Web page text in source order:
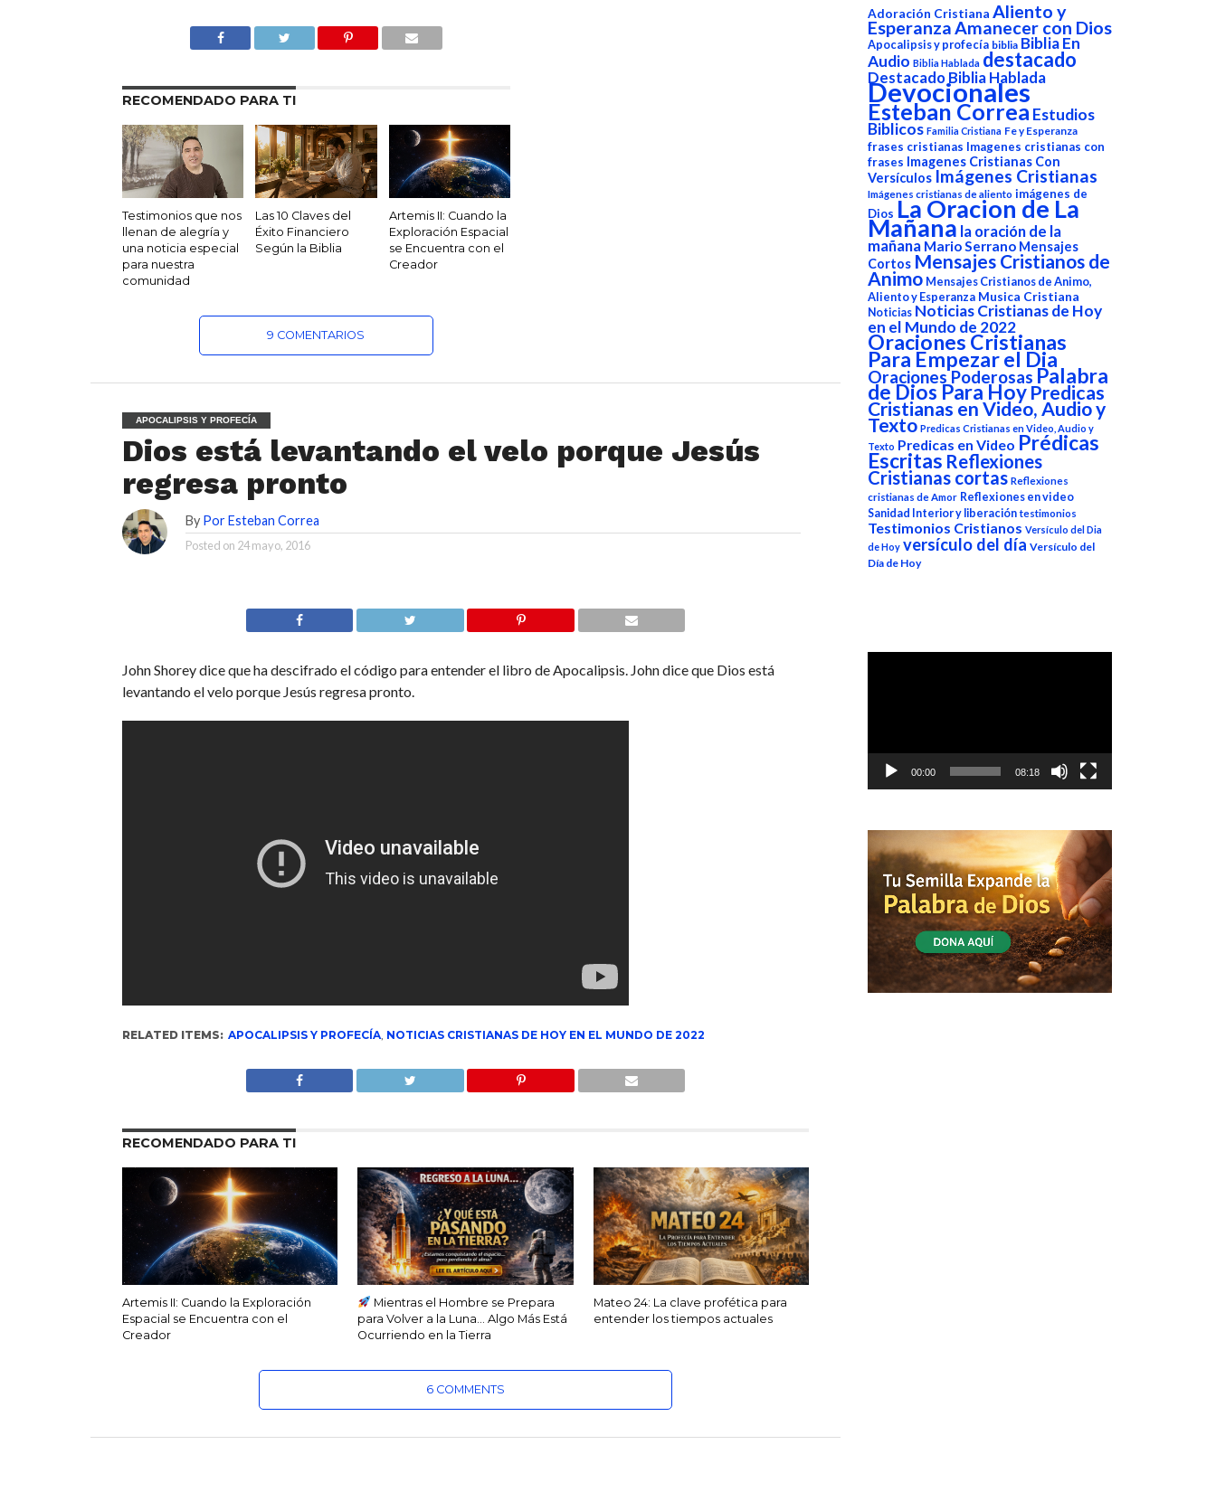
RECOMENDADO PARA TI
Testimonios que nos
llenan de alegría y
una noticia especial
para nuestra
comunidad
Las 10 Claves del
Éxito Financiero
Según la Biblia
Artemis II: Cuando la
Exploración Espacial
se Encuentra con el
Creador
9 COMENTARIOS
APOCALIPSIS Y PROFECÍA
Dios está levantando el velo porque Jesús
regresa pronto
By Por Esteban Correa
Posted on 24 mayo, 2016
John Shorey dice que ha descifrado el código para entender el libro de Apocalipsis. John dice que Dios está
levantando el velo porque Jesús regresa pronto.
RELATED ITEMS: APOCALIPSIS Y PROFECÍA, NOTICIAS CRISTIANAS DE HOY EN EL MUNDO DE 2022
RECOMENDADO PARA TI
Artemis II: Cuando la Exploración
Espacial se Encuentra con el
Creador
Mientras el Hombre se Prepara
para Volver a la Luna… Algo Más Está
Ocurriendo en la Tierra
Mateo 24: La clave profética para
entender los tiempos actuales
6 COMMENTS
Adoración Cristiana Aliento y
EsperanzaAmanecer con Dios
Apocalipsis y profecía biblia Biblia En
Audio Biblia Hablada destacado
Destacado Biblia Hablada
Devocionales
Esteban Correa Estudios
Biblicos Familia Cristiana Fe y Esperanza
frases cristianas Imagenes cristianas con
frases Imagenes Cristianas Con
Versículos Imágenes Cristianas
Imágenes cristianas de aliento imágenes de
Dios La Oracion de La
Mañana la oración de la
mañana Mario Serrano Mensajes
Cortos Mensajes Cristianos de
Animo Mensajes Cristianos de Animo,
Aliento y Esperanza Musica Cristiana
Noticias Noticias Cristianas de Hoy
en el Mundo de 2022
Oraciones Cristianas
Para Empezar el Dia
Oraciones Poderosas Palabra
de Dios Para HoyPredicas
Cristianas en Video, Audio y
Texto Predicas Cristianas en Video, Audio y
Texto Predicas en Video Prédicas
Escritas Reflexiones
Cristianas cortas Reflexiones
cristianas de Amor Reflexiones en video
Sanidad Interior y liberación testimonios
Testimonios Cristianos Versículo del Dia
de Hoy versículo del día Versículo del
Día de Hoy
Reproductor
00:00 08:18